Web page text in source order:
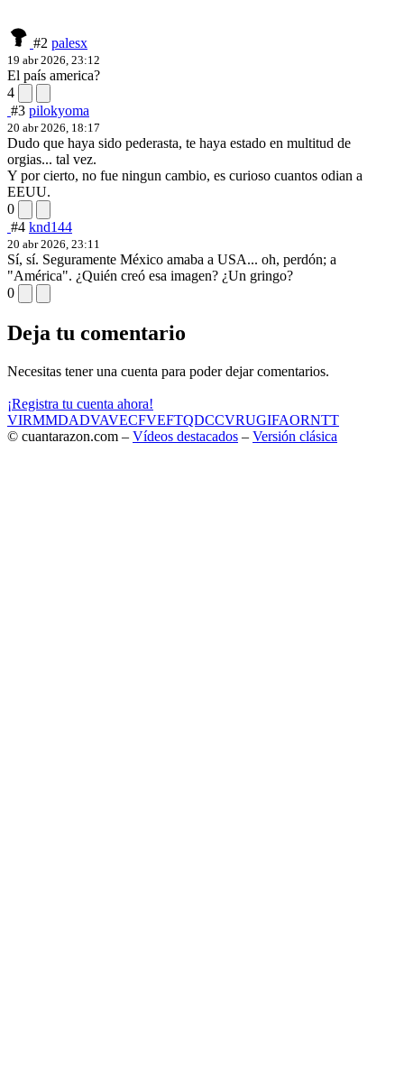
#2 palesx
19 abr 2026, 23:12
El país america?
4
#3 pilokyoma
20 abr 2026, 18:17
Dudo que haya sido pederasta, te haya estado en multitud de
orgias... tal vez.
Y por cierto, no fue ningun cambio, es curioso cuantos odian a
EEUU.
0
#4 knd144
20 abr 2026, 23:11
Sí, sí. Seguramente México amaba a USA... oh, perdón; a
"América". ¿Quién creó esa imagen? ¿Un gringo?
0
Deja tu comentario
Necesitas tener una cuenta para poder dejar comentarios.
¡Registra tu cuenta ahora!
VIRMMDADVAVECFVEFTQDCCVRUGIFAORNTT
© cuantarazon.com – Vídeos destacados – Versión clásica